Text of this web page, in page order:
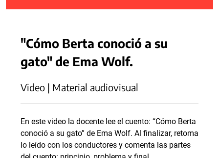
"Cómo Berta conoció a su
gato" de Ema Wolf.
Video | Material audiovisual
En este video la docente lee el cuento: “Cómo Berta
conoció a su gato” de Ema Wolf. Al finalizar, retoma
lo leído con los conductores y comenta las partes